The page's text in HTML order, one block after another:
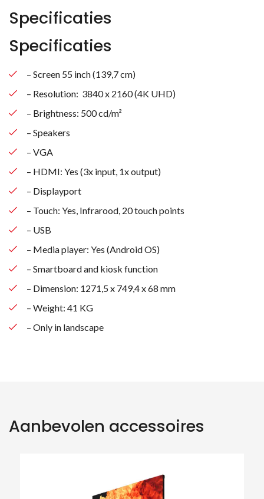
Specificaties
Specificaties
– Screen 55 inch (139,7 cm)
– Resolution: 3840 x 2160 (4K UHD)
– Brightness: 500 cd/m²
– Speakers
– VGA
– HDMI: Yes (3x input, 1x output)
– Displayport
– Touch: Yes, Infrarood, 20 touch points
– USB
– Media player: Yes (Android OS)
– Smartboard and kiosk function
– Dimension: 1271,5 x 749,4 x 68 mm
– Weight: 41 KG
– Only in landscape
Aanbevolen accessoires